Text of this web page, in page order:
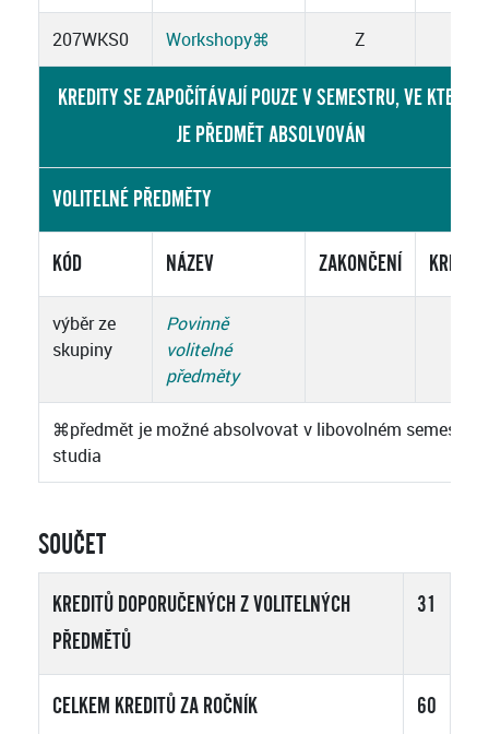
207WKS0 Workshopy⌘ Z
KREDITY SE ZAPOČÍTÁVAJÍ POUZE V SEMESTRU, VE KTERÉM
JE PŘEDMĚT ABSOLVOVÁN
VOLITELNÉ PŘEDMĚTY
KÓD NÁZEV ZAKONČENÍ KREDITY
výběr ze
skupiny
Povinně
volitelné
předměty
⌘předmět je možné absolvovat v libovolném semestru
studia
SOUČET
KREDITŮ DOPORUČENÝCH Z VOLITELNÝCH
PŘEDMĚTŮ
31
CELKEM KREDITŮ ZA ROČNÍK 60